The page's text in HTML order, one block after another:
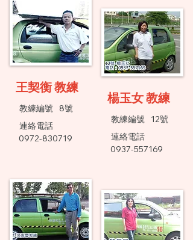
王契衡 教練
​教練編號
8號
連絡電話
0972-830719
楊玉女 教練
​教練編號
12號
連絡電話
0937-557169